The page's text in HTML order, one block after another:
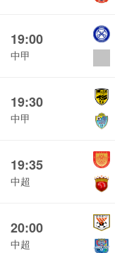
19:00
中甲
19:30
中甲
19:35
中超
20:00
中超